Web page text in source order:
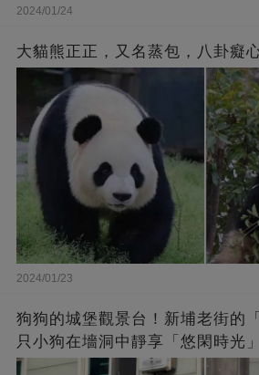
2024/01/24
大貓熊正正，又名蒸包，八卦癡
2024/01/23
狗狗的城堡觀景台！新埔老街的
只小狗在墻洞中靜享「悠閑時光